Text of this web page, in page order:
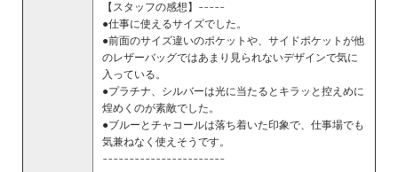
【スタッフの感想】-----
●仕事に使えるサイズでした。
●前面のサイズ違いのポケットや、サイドポケットが他
のレザーバッグではあまり見られないデザインで気に
入っている。
●プラチナ、シルバーは光に当たるとキラッと控えめに
煌めくのが素敵でした。
●ブルーとチャコールは落ち着いた印象で、仕事場でも
気兼ねなく使えそうです。
-----------------------